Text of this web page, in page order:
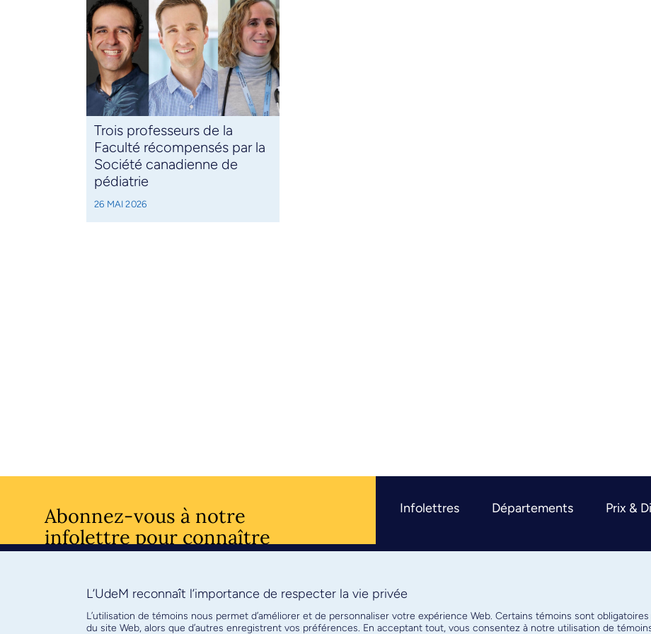
Trois professeurs de la
Faculté récompensés par la
Société canadienne de
pédiatrie
26 MAI 2026
Abonnez-vous à notre
infolettre pour connaître
l’actualité facultaire
S'ABONNER
Infolettres Départements Prix &
L’UdeM reconnaît l’importance de respecter la vie privée
L’utilisation de témoins nous permet d’améliorer et de personnaliser votre expérience Web. Certains témoins sont
du site Web, alors que d’autres enregistrent vos préférences. En acceptant tout, vous consentez à notre utilisation de